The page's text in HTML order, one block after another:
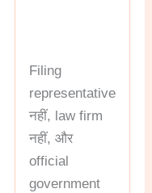
Filing
representative
नहीं, law firm
नहीं, और
official
government